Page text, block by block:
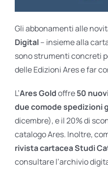
Gli abbonamenti alle
Digital– insieme alla
sono strumenti concreti
delle Edizioni Ares e far
L’Ares Goldoffre50
due comode spedizioni
dicembre), e il 20% di
catalogo Ares. Inoltre,
rivista cartacea Studi
consultare l’archivio